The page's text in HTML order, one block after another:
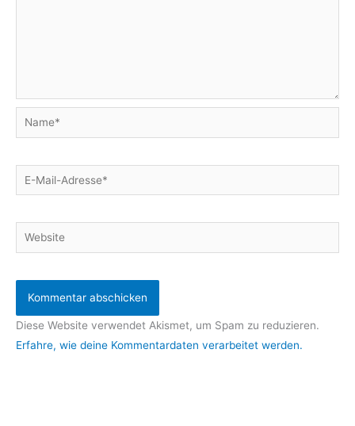
Name*
E-
Mail-
Website
Diese Website verwendet Akismet, um Spam zu reduzieren.
Erfahre, wie deine Kommentardaten verarbeitet werden.